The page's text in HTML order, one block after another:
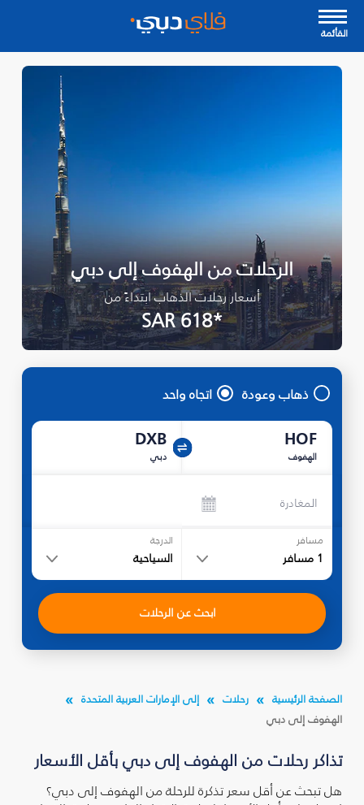
القأئمة
الرحلات من الهفوف إلى دبي
أسعار رحلات الذهاب ابتداءً من
*SAR 618
ذهاب وعودة اتجاه واحد
HOF
الهفوف
DXB
دبي
المغادرة
مسافر
1 مسافر
الدرجة
السياحية
ابحث عن الرحلات
الصفحة الرئيسية رحلات
إلى الإمارات العربية المتحدة
الهفوف إلى دبي
تذاكر رحلات من الهفوف إلى دبي بأقل الأسعار
هل تبحث عن أقل سعر تذكرة للرحلة من الهفوف إلى دبي؟